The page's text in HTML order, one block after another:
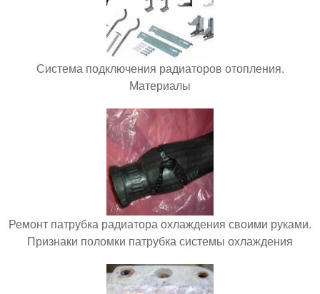
Система подключения радиаторов отопления.
Материалы
Ремонт патрубка радиатора охлаждения своими руками.
Признаки поломки патрубка системы охлаждения